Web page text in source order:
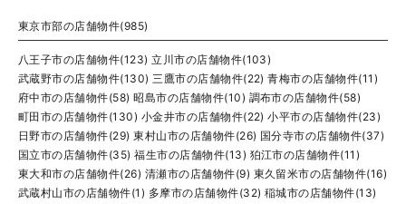
東京市部の店舗物件(985)
八王子市の店舗物件(123) 立川市の店舗物件(103)
武蔵野市の店舗物件(130) 三鷹市の店舗物件(22) 青梅市の店舗物件(11)
府中市の店舗物件(58) 昭島市の店舗物件(10) 調布市の店舗物件(58)
町田市の店舗物件(130) 小金井市の店舗物件(22) 小平市の店舗物件(23)
日野市の店舗物件(29) 東村山市の店舗物件(26) 国分寺市の店舗物件(37)
国立市の店舗物件(35) 福生市の店舗物件(13) 狛江市の店舗物件(11)
東大和市の店舗物件(26) 清瀬市の店舗物件(9) 東久留米市の店舗物件(16)
武蔵村山市の店舗物件(1) 多摩市の店舗物件(32) 稲城市の店舗物件(13)